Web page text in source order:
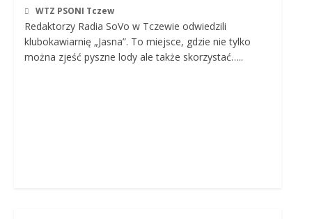
WTZ PSONI Tczew
Redaktorzy Radia SoVo w Tczewie odwiedzili
klubokawiarnię „Jasna”. To miejsce, gdzie nie tylko
można zjeść pyszne lody ale także skorzystać…..